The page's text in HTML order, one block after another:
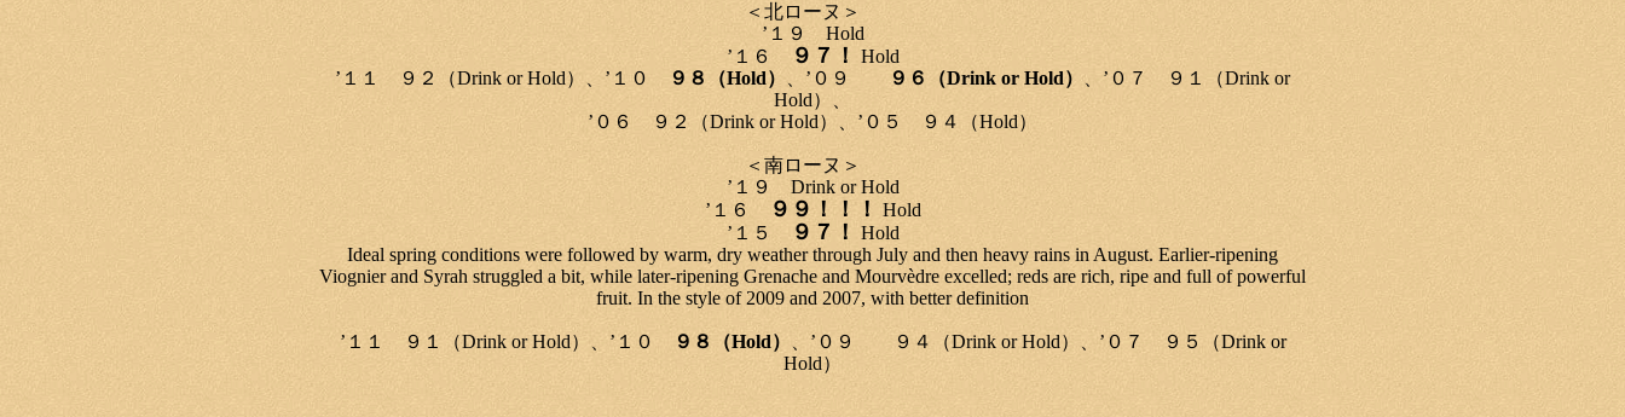
＜北ローヌ＞
’１９ Hold
’１６
９７！
Hold
’１１ ９２（Drink or Hold）、’１０
９８（Hold） 、’０９ ９６（Drink or Hold）
、’０７ ９１（Drink or
Hold）、
’０６ ９２（Drink or Hold）、’０５ ９４（Hold）
＜南ローヌ＞
’１９ Drink or Hold
’１６
９９！！！
Hold
’１５
９７！
Hold
Ideal spring conditions were followed by warm, dry weather through July and then heavy rains in August. Earlier-ripening
Viognier and Syrah struggled a bit, while later-ripening Grenache and Mourvèdre excelled; reds are rich, ripe and full of powerful
fruit. In the style of 2009 and 2007, with better definition
’１１ ９１（Drink or Hold）、’１０ ９８（Hold） 、’０９ ９４（Drink or Hold）、’０７ ９５（Drink or
Hold）